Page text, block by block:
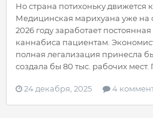
Но страна потихоньку движется
Медицинская марихуана уже
2026 году заработает
каннабиса пациентам.
полная легализация принесла
создала бы 80 тыс. рабочих мест.
24 декабря, 2025 4